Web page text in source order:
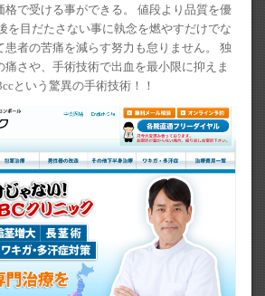
格で受ける事ができる。 値段より品質を優
を目だたさない事に執念を燃やすだけでな
患者の苦痛を減らす努力も怠りません。 独
痛さや、手術技術で出血を最小限に抑えま
という驚異の手術技術！！